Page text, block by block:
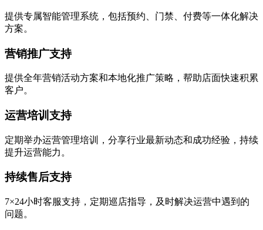
提供专属智能管理系统，包括预约、门禁、付费等一体化解决
方案。
营销推广支持
提供全年营销活动方案和本地化推广策略，帮助店面快速积累
客户。
运营培训支持
定期举办运营管理培训，分享行业最新动态和成功经验，持续
提升运营能力。
持续售后支持
7×24小时客服支持，定期巡店指导，及时解决运营中遇到的
问题。